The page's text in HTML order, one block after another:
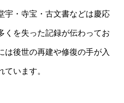
宇・寺宝・古文書などは慶応
くを失った記録が伝わってお
は後世の再建や修復の手が入
ています。